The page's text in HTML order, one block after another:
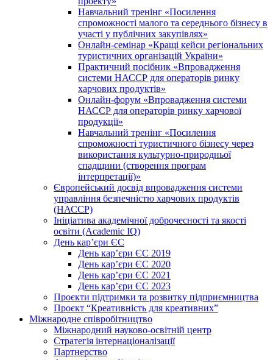
Навчальний тренінг «Посилення
спроможності малого та середнього бізнесу в
участі у публічних закупівлях»
Онлайн-семінар «Кращі кейси регіональних
туристичних організацій України»
Практичний посібник «Впровадження
системи НАССР для операторів ринку
харчових продуктів»
Онлайн-форум «Впровадження системи
НАССР для операторів ринку харчової
продукції»
Навчальний тренінг «Посилення
спроможності туристичного бізнесу через
використання культурно-природньої
спадщини (створення програм
інтерпретації)»
Європейський досвід впровадження системи
управління безпечністю харчових продуктів
(НАССР)
Ініціатива академічної доброчесності та якості
освіти (Academic IQ)
День кар’єри ЄС
День кар’єри ЄС 2019
День кар’єри ЄС 2020
День кар’єри ЄС 2021
День кар’єри ЄС 2023
Проєкти підтримки та розвитку підприємництва
Проєкт “Креативність для креативних”
Міжнародне співробітництво
Міжнародний науково-освітній центр
Стратегія інтернаціоналізації
Партнерство